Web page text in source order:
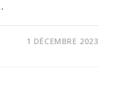
1 DÉCEMBRE 2023